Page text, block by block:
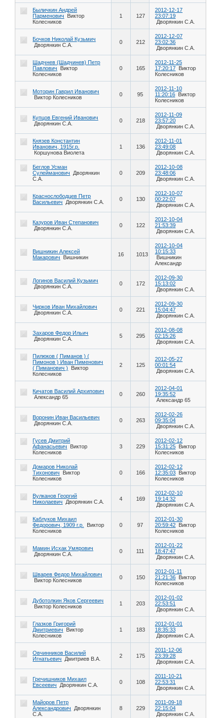
Быличкин Андрей
Парменович
Виктор
Колесников
1 127
2012-12-17
23:07:19
Дворянкин С.А.
Бочков Николай Кузьмич
Дворянкин С.А.
0 212
2012-12-07
23:02:36
Дворянкин С.А.
Шадчнев (Шадчинев) Петр
Павлович
Виктор
Колесников
0 165
2012-11-25
17:20:17 Виктор
Колесников
Моторин Гаврил Иванович
Виктор Колесников
0 95
2012-11-10
11:20:16 Виктор
Колесников
Купцов Евгений Иванович
Дворянкин С.А.
0 218
2012-11-09
23:57:20
Дворянкин С.А.
Князев Константин
Иванович, 1915г.р.
Коршунова Виолета
1 136
2012-11-01
23:49:08
Дворянкин С.А.
Беглов Усман
Сулейманович
Дворянкин
С.А.
0 209
2012-10-08
23:48:06
Дворянкин С.А.
Краснослободцев Петр
Васильевич
Дворянкин С.А. 0 130
2012-10-07
00:22:07
Дворянкин С.А.
Казуров Иван Степанович
Дворянкин С.А.
0 122
2012-10-04
21:53:39
Дворянкин С.А.
Вишникин Алексей
Макарович
Вишникин 16 1013
2012-10-04
10:15:33
Вишникин
Александр
Логинов Василий Кузьмич
Дворянкин С.А.
0 172
2012-09-30
15:13:02
Дворянкин С.А.
Чирков Иван Михайлович
Дворянкин С.А.
0 221
2012-09-30
15:04:47
Дворянкин С.А.
Захаров Федор Ильич
Дворянкин С.А.
5 295
2012-08-08
02:15:26
Дворянкин С.А.
Пилюков ( Пиманов ) (
Пимонов ) Иван Пименович
( Пиманович )
Виктор
Колесников
2 125
2012-05-27
00:01:54
Дворянкин С.А.
Кичатов Василий Архипович
Александр 65
0 260
2012-04-01
19:35:52
Александр 65
Воронин Иван Васильевич
Дворянкин С.А.
0 263
2012-02-26
09:35:04
Дворянкин С.А.
Гусев Дмитрий
Афанасьевич
Виктор
Колесников
3 229
2012-02-12
15:31:25 Виктор
Колесников
Домаров Николай
Тихонович
Виктор
Колесников
0 166
2012-02-12
12:35:03 Виктор
Колесников
Вулканов Георгий
Николаевич
Дворянкин С.А. 4 169
2012-02-10
19:14:32
Дворянкин С.А.
Каблуков Михаил
Федорович, 1909 г.р.
Виктор
Колесников
0 97
2012-01-30
20:59:42 Виктор
Колесников
Мамин Исхак Умярович
Дворянкин С.А.
0 111
2012-01-22
18:47:47
Дворянкин С.А.
Шварев Федор Михайлович
Виктор Колесников
0 150
2012-01-11
21:21:36 Виктор
Колесников
Дуботолкин Яков Сергеевич
Виктор Колесников
1 203
2012-01-02
22:53:51
Дворянкин С.А.
Глазков Григорий
Дмитриевич
Виктор
Колесников
1 183
2012-01-01
18:35:33
Дворянкин С.А.
Овчинников Василий
Игнатьевич
Дмитриев В.А. 2 175
2011-12-06
23:39:28
Дворянкин С.А.
Гречишников Михаил
Евсеевич
Дворянкин С.А. 0 108
2011-10-21
22:53:31
Дворянкин С.А.
Майоров Петр
Александрович
Дворянкин
С.А.
8 229
2011-09-18
22:15:04
Дворянкин С.А.